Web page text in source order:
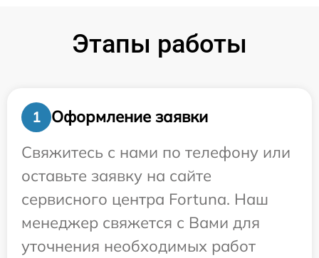
Этапы работы
1
Оформление заявки
Свяжитесь с нами по телефону или
оставьте заявку на сайте
сервисного центра Fortuna. Наш
менеджер свяжется с Вами для
уточнения необходимых работ